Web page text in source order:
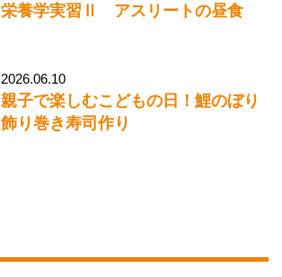
栄養学実習Ⅱ アスリートの昼食
2026.06.10
親子で楽しむこどもの日！鯉のぼり
飾り巻き寿司作り